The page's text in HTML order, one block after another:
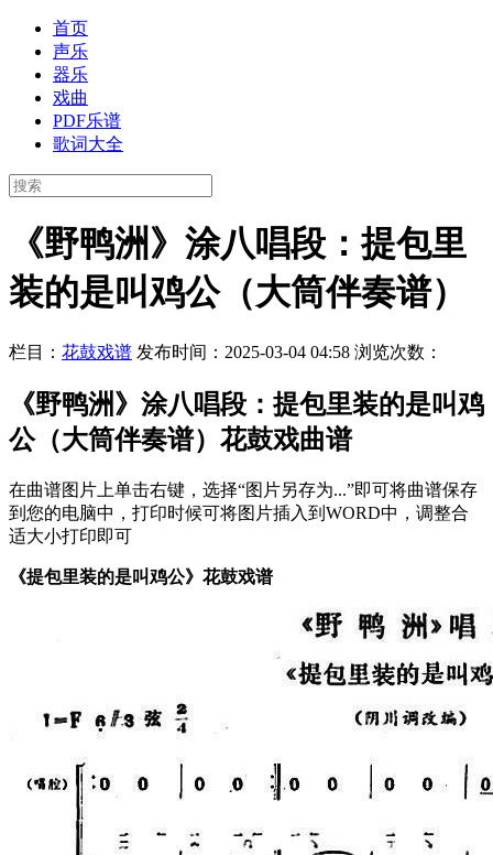
首页
声乐
器乐
戏曲
PDF乐谱
歌词大全
《野鸭洲》涂八唱段：提包里
装的是叫鸡公（大筒伴奏谱）
栏目： 花鼓戏谱 发布时间：2025-03-04 04:58 浏览次数：
《野鸭洲》涂八唱段：提包里装的是叫鸡
公（大筒伴奏谱）花鼓戏曲谱
在曲谱图片上单击右键，选择“图片另存为...”即可将曲谱保存
到您的电脑中，打印时候可将图片插入到WORD中，调整合
适大小打印即可
《提包里装的是叫鸡公》花鼓戏谱